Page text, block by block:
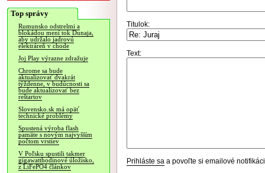
Top správy
Rumunsko odstrelmi a
blokádou mení tok Dunaja,
aby udržalo jadrovú
elektráreň v chode
Joj Play výrazne zdražuje
Chrome sa bude
aktualizovať dvakrát
týždenne, v budúcnosti sa
bude aktualizovať bez
reštartov
Slovensko.sk má opäť
technické problémy
Spustená výroba flash
pamäte s novým najvyšším
počtom vrstiev
V Poľsku spustili takmer
gigawatthodinové úložisko,
z LiFePO4 článkov
Titulok:
Text:
Prihláste sa a povoľte si emailové